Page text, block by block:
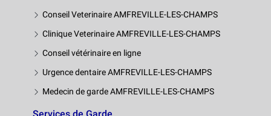
Conseil Veterinaire AMFREVILLE-LES-CHAMPS
Clinique Veterinaire AMFREVILLE-LES-CHAMPS
Conseil vétérinaire en ligne
Urgence dentaire AMFREVILLE-LES-CHAMPS
Medecin de garde AMFREVILLE-LES-CHAMPS